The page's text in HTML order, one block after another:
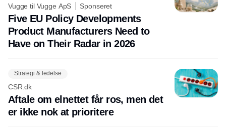
Vugge til Vugge ApS Sponseret
Five EU Policy Developments
Product Manufacturers Need to
Have on Their Radar in 2026
Strategi & ledelse
CSR.dk
Aftale om elnettet får ros, men det
er ikke nok at prioritere